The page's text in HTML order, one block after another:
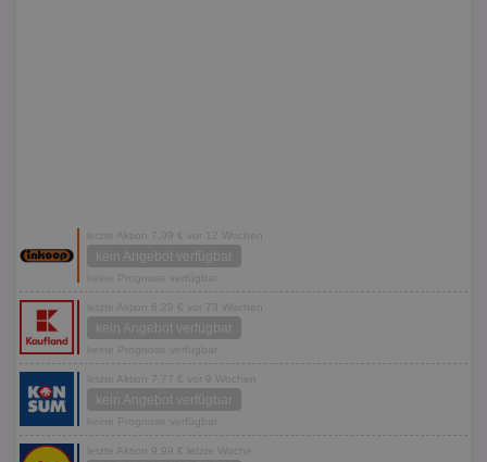
letzte Aktion 7,99 € vor 12 Wochen
kein Angebot verfügbar
keine Prognose verfügbar
letzte Aktion 6,29 € vor 73 Wochen
kein Angebot verfügbar
keine Prognose verfügbar
letzte Aktion 7,77 € vor 9 Wochen
kein Angebot verfügbar
keine Prognose verfügbar
letzte Aktion 9,99 € letzte Woche